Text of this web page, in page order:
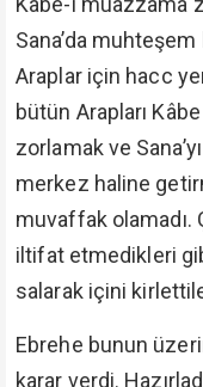
Sana’da muhteşem
Araplar için hacc
bütün Arapları
zorlamak ve
merkez haline
muvaffak olamadı.
iltifat etmedikleri
salarak içini
Ebrehe bunun
karar verdi.